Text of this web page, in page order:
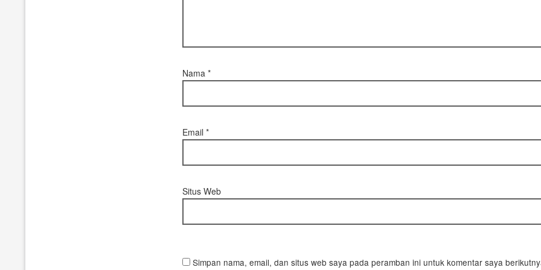
Nama*
Email*
Situs Web
Simpan nama, email, dan situs web saya pada peramban ini untuk komentar saya